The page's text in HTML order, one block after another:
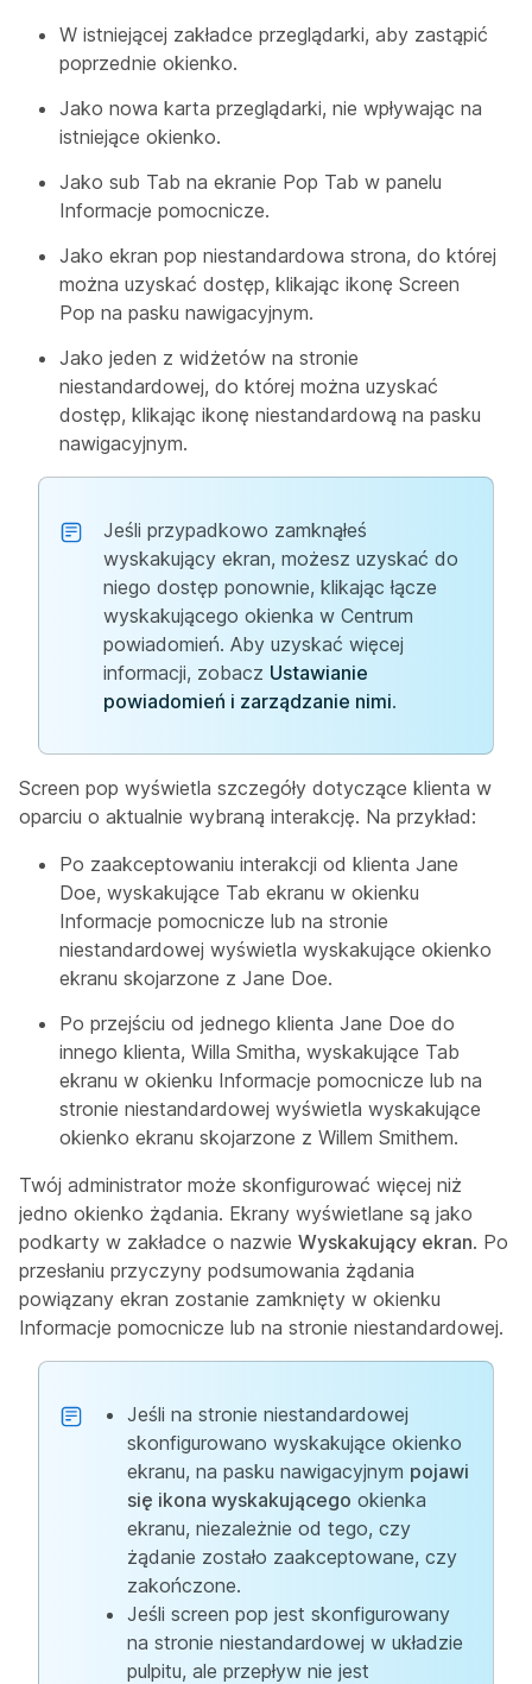
W istniejącej zakładce przeglądarki, aby zastąpić
poprzednie okienko.
Jako nowa karta przeglądarki, nie wpływając na
istniejące okienko.
Jako sub Tab na ekranie Pop Tab w panelu
Informacje pomocnicze.
Jako ekran pop niestandardowa strona, do której
można uzyskać dostęp, klikając ikonę Screen
Pop na pasku nawigacyjnym.
Jako jeden z widżetów na stronie
niestandardowej, do której można uzyskać
dostęp, klikając ikonę niestandardową na pasku
nawigacyjnym.
Jeśli przypadkowo zamknąłeś
wyskakujący ekran, możesz uzyskać do
niego dostęp ponownie, klikając łącze
wyskakującego okienka w Centrum
powiadomień. Aby uzyskać więcej
informacji, zobacz Ustawianie
powiadomień i zarządzanie nimi.
Screen pop wyświetla szczegóły dotyczące klienta w
oparciu o aktualnie wybraną interakcję. Na przykład:
Po zaakceptowaniu interakcji od klienta Jane
Doe, wyskakujące Tab ekranu w okienku
Informacje pomocnicze lub na stronie
niestandardowej wyświetla wyskakujące okienko
ekranu skojarzone z Jane Doe.
Po przejściu od jednego klienta Jane Doe do
innego klienta, Willa Smitha, wyskakujące Tab
ekranu w okienku Informacje pomocnicze lub na
stronie niestandardowej wyświetla wyskakujące
okienko ekranu skojarzone z Willem Smithem.
Twój administrator może skonfigurować więcej niż
jedno okienko żądania. Ekrany wyświetlane są jako
podkarty w zakładce o nazwie Wyskakujący ekran. Po
przesłaniu przyczyny podsumowania żądania
powiązany ekran zostanie zamknięty w okienku
Informacje pomocnicze lub na stronie niestandardowej.
Jeśli na stronie niestandardowej
skonfigurowano wyskakujące okienko
ekranu, na pasku nawigacyjnym pojawi
się ikona wyskakującego okienka
ekranu, niezależnie od tego, czy
żądanie zostało zaakceptowane, czy
zakończone.
Jeśli screen pop jest skonfigurowany
na stronie niestandardowej w układzie
pulpitu, ale przepływ nie jest